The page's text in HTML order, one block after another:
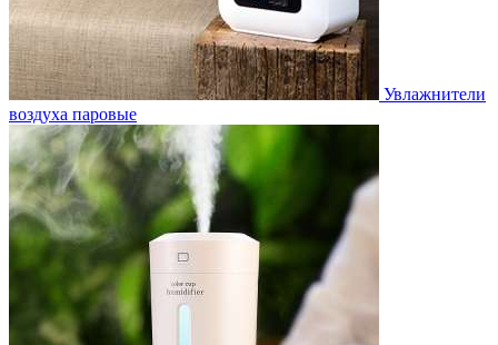
Увлажнители
воздуха паровые